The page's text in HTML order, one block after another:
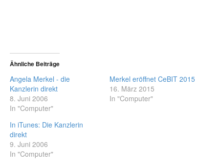
Ähnliche Beiträge
Angela Merkel - die
Kanzlerin direkt
8. Juni 2006
In "Computer"
Merkel eröffnet CeBIT 2015
16. März 2015
In "Computer"
In iTunes: Die Kanzlerin
direkt
9. Juni 2006
In "Computer"